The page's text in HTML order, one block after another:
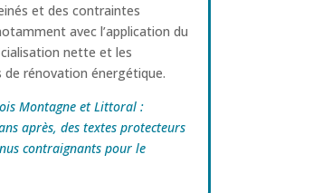
et des contraintes
avec l’application du
nette et les
de rénovation énergétique.
Montagne et Littoral :
après, des textes protecteurs
contraignants pour le